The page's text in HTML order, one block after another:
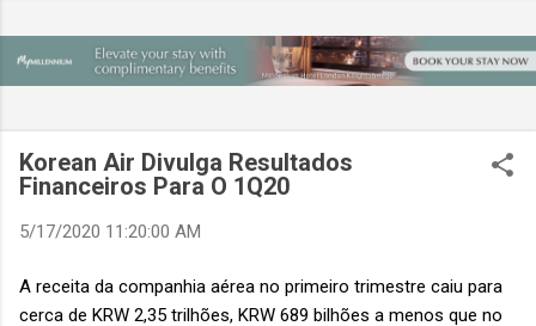
“Baggage IT Insights” de 2026 da SITA, a 20ª edição anual
desse importante estudo de referência à indústria. (© SITA)
custa ao setor US$ 6,3 bilhões anualmente. Cada mala
extraviada acarreta um custo médio de US$ 260. Com um
extraviada anula o lucro de mais de 30 assentos vendidos, e
Korean Air Divulga Resultados
Financeiros Para O 1Q20
5/17/2020 11:20:00 AM
A receita da companhia aérea no primeiro trimestre caiu para
cerca de KRW 2,35 trilhões, KRW 689 bilhões a menos que no